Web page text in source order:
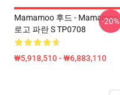
Mamamoo 후드 - Mamamoo
로고 파란 S TP0708
₩5,918,510 - ₩6,883,110
-20%